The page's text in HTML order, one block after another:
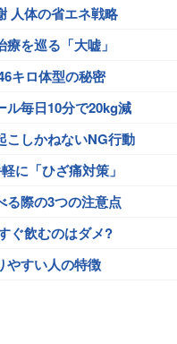
人体の省エネ戦略
を巡る「大嘘」
キロ体型の秘密
ル毎日10分で20kg減
こしかねないNG行動
に「ひざ痛対策」
る際の3つの注意点
ぐ飲むのはダメ?
やすい人の特徴